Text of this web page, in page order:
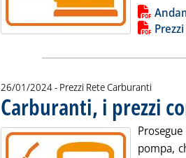
Lista allegati PDF alla
26/01/2024- Prezzi Rete Carburanti
Carburanti, i prezzi
pompa,